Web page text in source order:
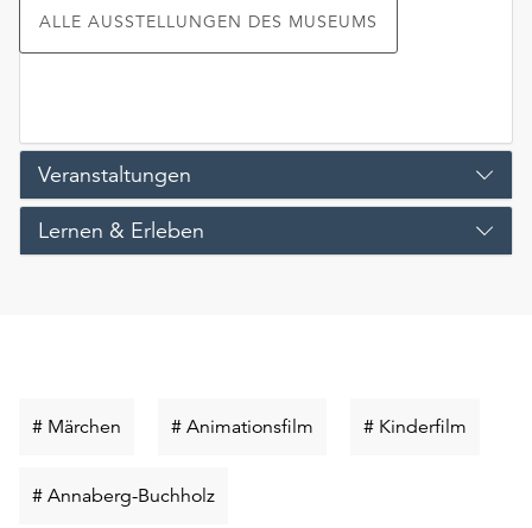
ALLE AUSSTELLUNGEN DES MUSEUMS
Veranstaltungen
Lernen & Erleben
# Märchen Schlüsselwort
# Animationsfilm Schlüsselwort
# Kinderfilm
# Annaberg-BuchholzSchlüsselwort